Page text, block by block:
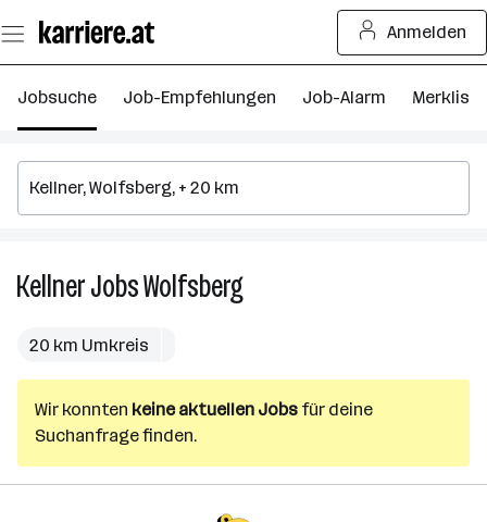
Seiteninhalt
springen
Anmelden
Jobsuche Job-Empfehlungen Job-Alarm Merkliste
KellnerJobsWolfsbergKellner
Jobs
20 km Umkreis
Wir konnten keine aktuellen Jobs für deine
Suchanfrage finden.